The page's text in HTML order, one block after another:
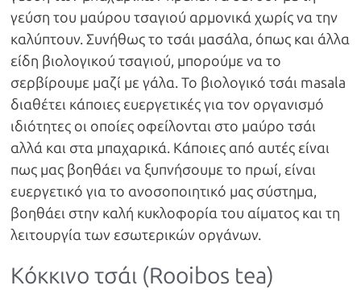
γεύση του μαύρου τσαγιού αρμονικά χωρίς να την
καλύπτουν. Συνήθως το τσάι μασάλα, όπως και άλλα
είδη βιολογικού τσαγιού, μπορούμε να το
σερβίρουμε μαζί με γάλα. Το βιολογικό τσάι masala
διαθέτει κάποιες ευεργετικές για τον οργανισμό
ιδιότητες οι οποίες οφείλονται στο μαύρο τσάι
αλλά και στα μπαχαρικά. Κάποιες από αυτές είναι
πως μας βοηθάει να ξυπνήσουμε το πρωί, είναι
ευεργετικό για το ανοσοποιητικό μας σύστημα,
βοηθάει στην καλή κυκλοφορία του αίματος και τη
λειτουργία των εσωτερικών οργάνων.
Κόκκινο τσάι (Rooibos tea)